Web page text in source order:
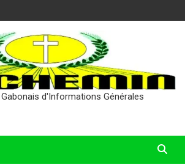
d'Informations Générales